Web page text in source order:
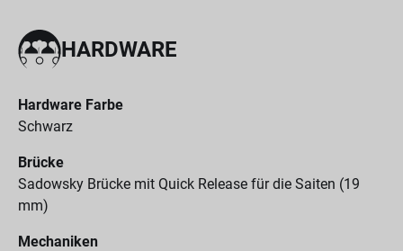
HARDWARE
Hardware Farbe
Schwarz
Brücke
Sadowsky Brücke mit Quick Release für die Saiten (19
mm)
Mechaniken